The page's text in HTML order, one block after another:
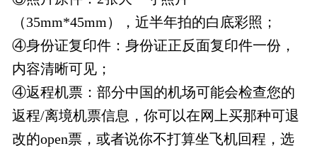
（35mm*45mm），近半年拍的白底彩照；
④身份证复印件：身份证正反面复印件一份，
内容清晰可见；
④返程机票：部分中国的机场可能会检查您的
返程/离境机票信息，你可以在网上买那种可退
改的open票，或者说你不打算坐飞机回程，选